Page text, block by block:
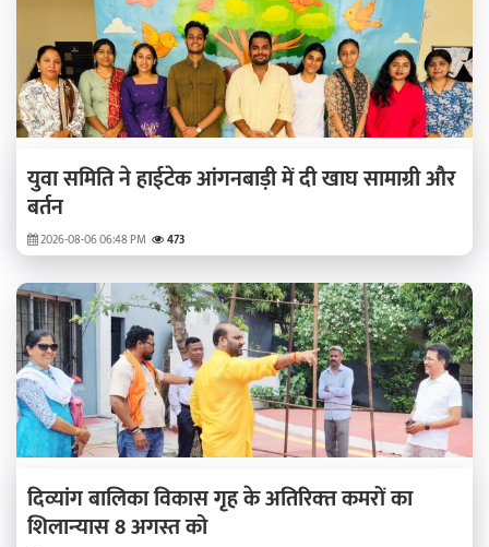
युवा समिति ने हाईटेक आंगनबाड़ी में दी खाघ सामाग्री और
बर्तन
2026-08-06 06:48 PM 473
दिव्‍यांग बालिका विकास गृह के अतिरिक्‍त कमरों का
शिलान्‍यास 8 अगस्त को